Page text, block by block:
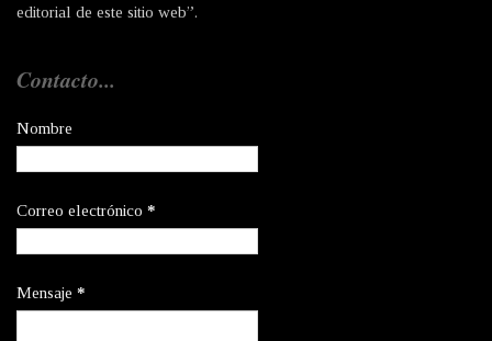
editorial de este sitio web”.
Contacto...
Nombre
Correo electrónico *
Mensaje *